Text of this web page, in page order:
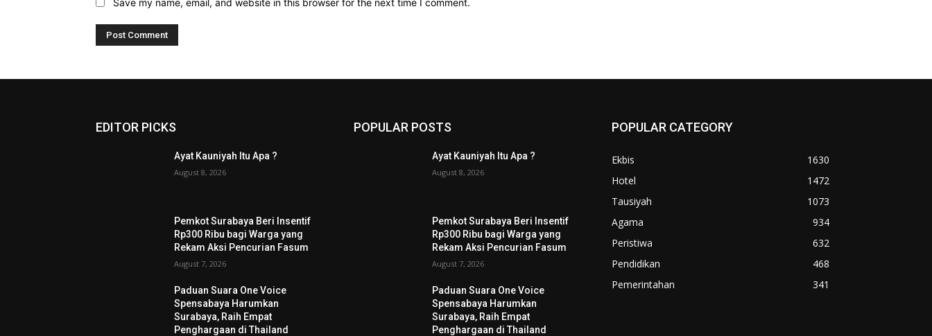
EDITOR PICKS
Ayat Kauniyah Itu Apa ?
August 8, 2026
Pemkot Surabaya Beri Insentif
Rp300 Ribu bagi Warga yang
Rekam Aksi Pencurian Fasum
August 7, 2026
Paduan Suara One Voice
Spensabaya Harumkan
Surabaya, Raih Empat
Penghargaan di Thailand
POPULAR POSTS
Ayat Kauniyah Itu Apa ?
August 8, 2026
Pemkot Surabaya Beri Insentif
Rp300 Ribu bagi Warga yang
Rekam Aksi Pencurian Fasum
August 7, 2026
Paduan Suara One Voice
Spensabaya Harumkan
Surabaya, Raih Empat
Penghargaan di Thailand
POPULAR CATEGORY
Ekbis
1630
Hotel
1472
Tausiyah
1073
Agama
934
Peristiwa
632
Pendidikan
468
Pemerintahan
341